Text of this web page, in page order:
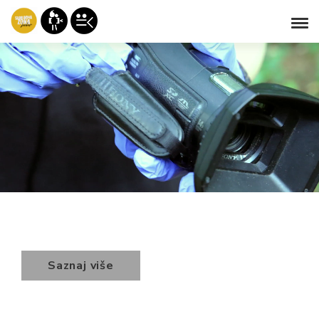
Saznaj više